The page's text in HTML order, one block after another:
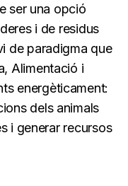
ser una opció
i de residus
de paradigma que
Alimentació i
energèticament:
dels animals
i generar recursos